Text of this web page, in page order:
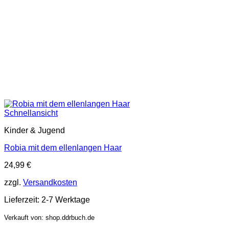
Schnellansicht
Kinder & Jugend
Robia mit dem ellenlangen Haar
24,99 €
zzgl. Versandkosten
Lieferzeit: 2-7 Werktage
Verkauft von: shop.ddrbuch.de